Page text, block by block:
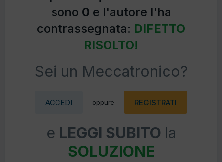
sono 0 e l'autore l'ha
contrassegnata: DIFETTO
RISOLTO!
Sei un Meccatronico?
ACCEDI oppure REGISTRATI
e LEGGI SUBITO la
SOLUZIONE